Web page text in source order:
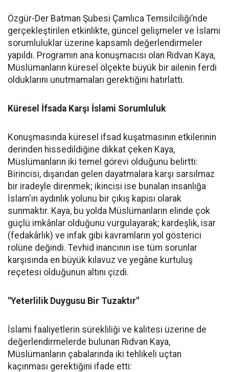
Özgür-Der Batman Şubesi Çamlıca Temsilciliği’nde
gerçekleştirilen etkinlikte, güncel gelişmeler ve İslami
sorumluluklar üzerine kapsamlı değerlendirmeler
yapıldı. Programın ana konuşmacısı olan Rıdvan Kaya,
Müslümanların küresel ölçekte büyük bir ailenin ferdi
olduklarını unutmamaları gerektiğini hatırlattı.
Küresel İfsada Karşı İslami Sorumluluk
Konuşmasında küresel ifsad kuşatmasının etkilerinin
derinden hissedildiğine dikkat çeken Kaya,
Müslümanların iki temel görevi olduğunu belirtti:
Birincisi, dışarıdan gelen dayatmalara karşı sarsılmaz
bir iradeyle direnmek; ikincisi ise bunalan insanlığa
İslam'ın aydınlık yolunu bir çıkış kapısı olarak
sunmaktır. Kaya, bu yolda Müslümanların elinde çok
güçlü imkânlar olduğunu vurgulayarak; kardeşlik, isar
(fedakârlık) ve infak gibi kavramların yol gösterici
rolüne değindi. Tevhid inancının ise tüm sorunlar
karşısında en büyük kılavuz ve yegâne kurtuluş
reçetesi olduğunun altını çizdi.
"Yeterlilik Duygusu Bir Tuzaktır"
İslami faaliyetlerin sürekliliği ve kalitesi üzerine de
değerlendirmelerde bulunan Rıdvan Kaya,
Müslümanların çabalarında iki tehlikeli uçtan
kaçınması gerektiğini ifade etti: